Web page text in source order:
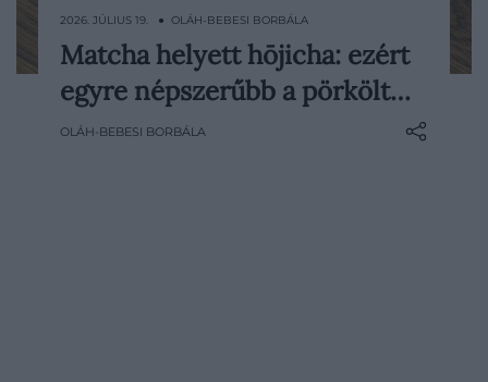
A matcha az elmúlt évek egyik
legnagyobb slágeritala lett, de Japánban
egy másik különlegesség is nagy
2026. JÚLIUS 19. ● OLÁH-BEBESI BORBÁLA
Matcha helyett hōjicha: ezért
egyre népszerűbb a pörkölt…
OLÁH-BEBESI BORBÁLA